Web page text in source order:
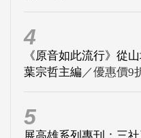
4
《原音如此流行》從
葉宗哲主編 ／優惠價9
5